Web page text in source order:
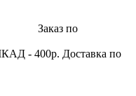
Заказ по
- 400р. Доставка по